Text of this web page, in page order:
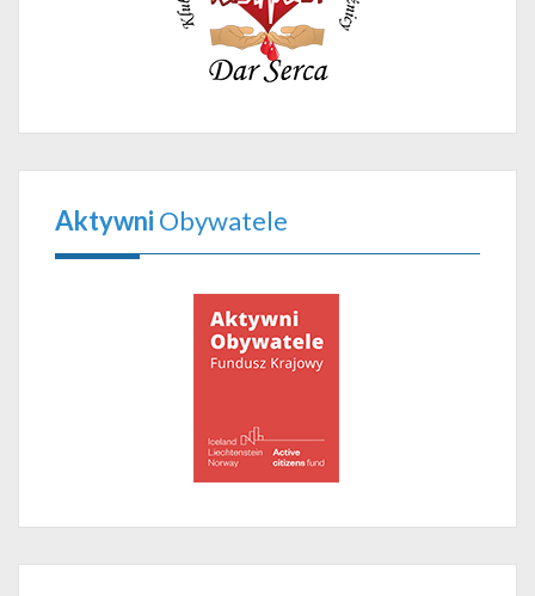
Aktywni Obywatele